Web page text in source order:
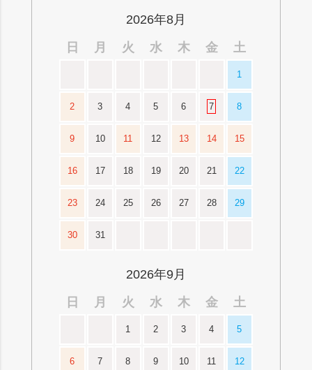
2026年8月
日
月 火 水 木 金 土
1
2 3 4 5 6 7 8
9 10 11 12 13 14 15
16 17 18 19 20 21 22
23 24 25 26 27 28 29
30 31
2026年9月
日
月 火 水 木 金 土
1 2 3 4 5
6 7 8 9 10 11 12